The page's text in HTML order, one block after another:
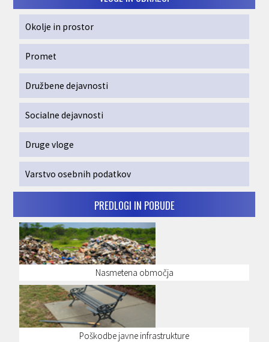
Okolje in prostor
Promet
Družbene dejavnosti
Socialne dejavnosti
Druge vloge
Varstvo osebnih podatkov
PREDLOGI IN POBUDE
Nasmetena območja
Poškodbe javne infrastrukture